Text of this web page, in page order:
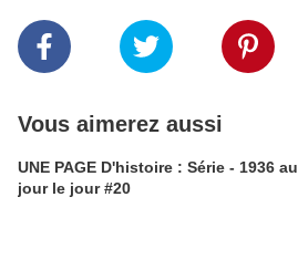
Vous aimerez aussi
UNE PAGE D'histoire : Série - 1936 au
jour le jour #20